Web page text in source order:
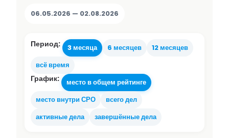
06.05.2026 — 02.08.2026
Период: 3 месяца 6 месяцев
12 месяцев
всё время
График:
место в общем рейтинге
место внутри СРО
всего дел
активные дела
завершённые дела